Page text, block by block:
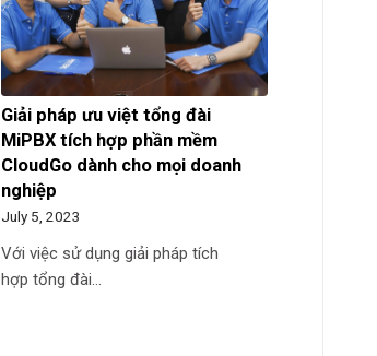
Giải pháp ưu việt tổng đài
MiPBX tích hợp phần mềm
CloudGo dành cho mọi doanh
nghiệp
July 5, 2023
Với việc sử dụng giải pháp tích
hợp tổng đài…